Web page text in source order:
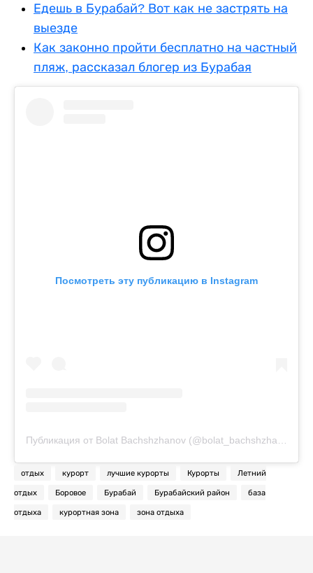
Едешь в Бурабай? Вот как не застрять на
выезде
Как законно пройти бесплатно на частный
пляж, рассказал блогер из Бурабая
Посмотреть эту публикацию в Instagram
отдых курорт лучшие курорты Курорты Летний
отдых Боровое Бурабай Бурабайский район база
отдыха курортная зона зона отдыха